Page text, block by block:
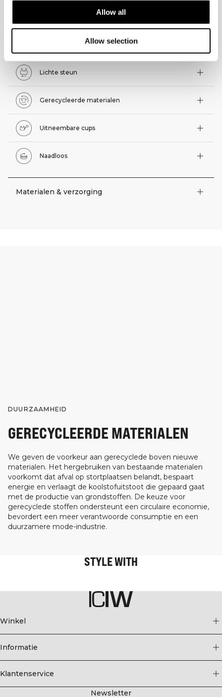
Allow all
Allow selection
TECHNISCHE ASPECTEN
Technische functies
Lichte steun
Gerecycleerde materialen
Uitneembare cups
Naadloos
Materialen & verzorging
DUURZAAMHEID
GERECYCLEERDE MATERIALEN
We geven de voorkeur aan gerecyclede boven nieuwe
materialen. Het hergebruiken van bestaande materialen
voorkomt dat afval op stortplaatsen belandt, bespaart
energie en verlaagt de koolstofuitstoot die gepaard gaat
met de productie van grondstoffen. De keuze voor
gerecyclede stoffen ondersteunt een circulaire economie,
bevordert een meer verantwoorde consumptie en een
duurzamere mode-industrie.
STYLE WITH
Winkel
Informatie
Klantenservice
Newsletter